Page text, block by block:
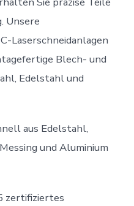
Unsere
Laserschneidanlagen
Blech- und
Edelstahl und
aus Edelstahl,
und Aluminium
zertifiziertes